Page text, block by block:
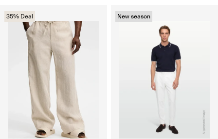
35% Deal New season